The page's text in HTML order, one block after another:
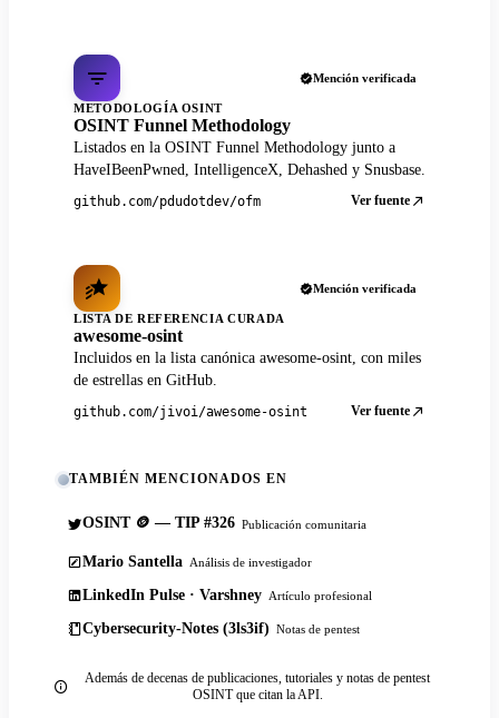
Mención verificada
METODOLOGÍA OSINT
OSINT Funnel Methodology
Listados en la OSINT Funnel Methodology junto a
HaveIBeenPwned, IntelligenceX, Dehashed y Snusbase.
github.com/pdudotdev/ofm Ver fuente
Mención verificada
LISTA DE REFERENCIA CURADA
awesome-osint
Incluidos en la lista canónica awesome-osint, con miles
de estrellas en GitHub.
github.com/jivoi/awesome-osint Ver fuente
TAMBIÉN MENCIONADOS EN
OSINT 🪙 — TIP #326 Publicación comunitaria
Mario Santella Análisis de investigador
LinkedIn Pulse · Varshney Artículo profesional
Cybersecurity-Notes (3ls3if) Notas de pentest
Además de decenas de publicaciones, tutoriales y notas de pentest
OSINT que citan la API.